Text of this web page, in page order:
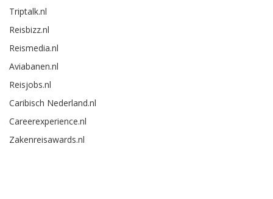
Triptalk.nl
Reisbizz.nl
Reismedia.nl
Aviabanen.nl
Reisjobs.nl
Caribisch Nederland.nl
Careerexperience.nl
Zakenreisawards.nl